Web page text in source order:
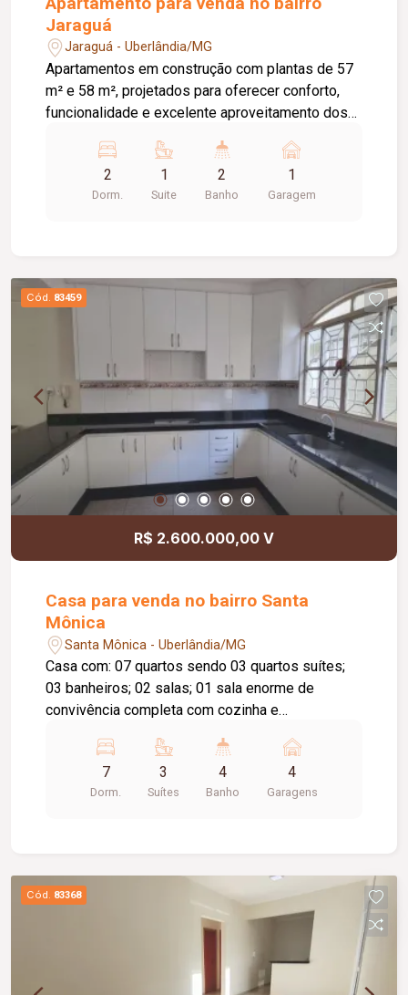
Jaraguá
Jaraguá - Uberlândia/MG
Apartamentos em construção com plantas de 57
m² e 58 m², projetados para oferecer conforto,
funcionalidade e excelente aproveitamento dos
sendo 01 suíte; Sala em 02 ambientes; Banheiro
social; Cozinha; Área de serviço; Varanda
gourmet. O condomínio oferece: Piscina; Quadra
quem busca um imóvel moderno, com lazer
completo e ótima qualidade de vida para toda a
2
Dorm.
1
Suite
2
Banho
1
Garagem
Cód. 83459
R$ 2.600.000,00 V
Casa para venda no bairro Santa
Mônica
Santa Mônica - Uberlândia/MG
Casa com: 07 quartos sendo 03 quartos suítes;
03 banheiros; 02 salas; 01 sala enorme de
convivência completa com cozinha e
escaninho de depósito; 01 sala de tv; 01 sala de
escritório; 02 Varandas; Salão; Lavanderia;
Garagem para 04 carros pequenos, ou 02
em 03 locais diferentes; 01 hall; Todos os
quartos e cozinhas com armários excelentes,
novos e enormes; 01 boiler; 01 banheira de
7
Dorm.
3
Suítes
4
Banho
4
Garagens
Cód. 83368